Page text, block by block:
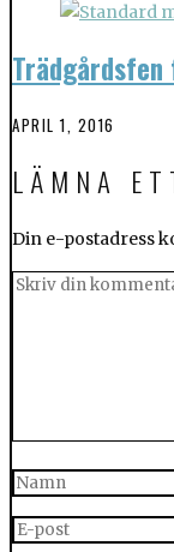
APRIL 1, 2016
LÄMNA
Din e-postadress